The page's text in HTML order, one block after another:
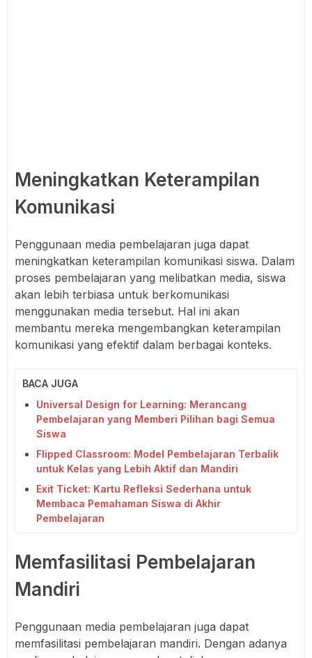
Meningkatkan Keterampilan
Komunikasi
Penggunaan media pembelajaran juga dapat
meningkatkan keterampilan komunikasi siswa. Dalam
proses pembelajaran yang melibatkan media, siswa
akan lebih terbiasa untuk berkomunikasi
menggunakan media tersebut. Hal ini akan
membantu mereka mengembangkan keterampilan
komunikasi yang efektif dalam berbagai konteks.
BACA JUGA
Universal Design for Learning: Merancang
Pembelajaran yang Memberi Pilihan bagi Semua
Siswa
Flipped Classroom: Model Pembelajaran Terbalik
untuk Kelas yang Lebih Aktif dan Mandiri
Exit Ticket: Kartu Refleksi Sederhana untuk
Membaca Pemahaman Siswa di Akhir
Pembelajaran
Memfasilitasi Pembelajaran
Mandiri
Penggunaan media pembelajaran juga dapat
memfasilitasi pembelajaran mandiri. Dengan adanya